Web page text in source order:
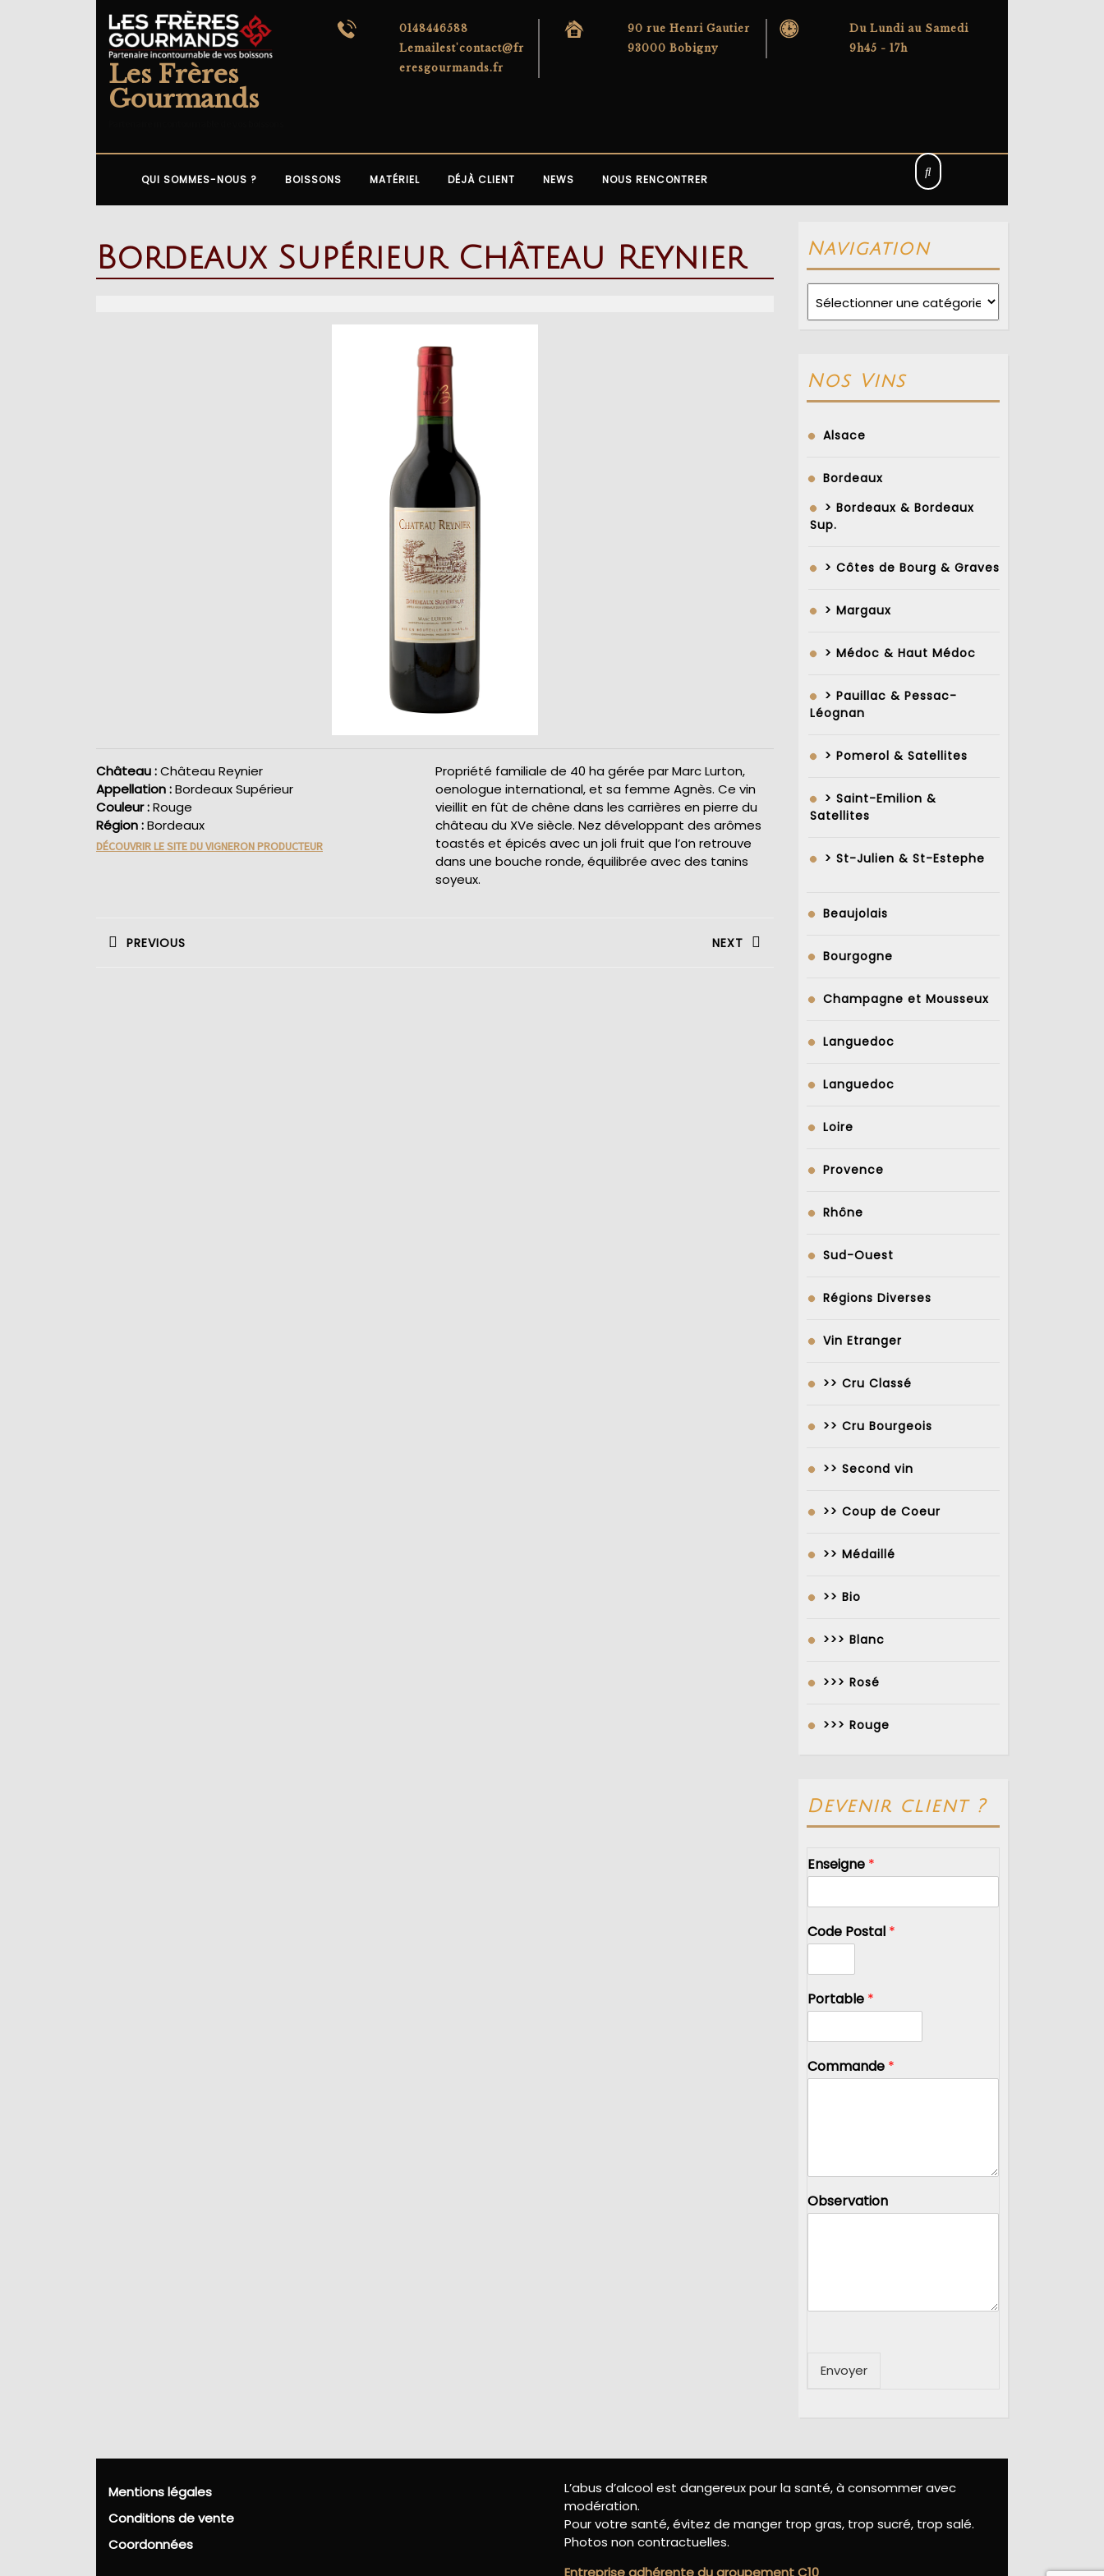
to
content
Les Frères
Gourmands
0148446588
Lemailest'contact@fr
eresgourmands.fr
90 rue Henri Gautier
93000 Bobigny
Du Lundi au Samedi
9h45 - 17h
QUI SOMMES-NOUS ? BOISSONS MATÉRIEL DÉJÀ CLIENT NEWS NOUS RENCONTRER
Bordeaux Supérieur Château Reynier
Propriété familiale de 40 ha gérée par Marc Lurton,
oenologue international, et sa femme Agnès. Ce vin
vieillit en fût de chêne dans les carrières en pierre du
château du XVe siècle. Nez développant des arômes
toastés et épicés avec un joli fruit que l’on retrouve
dans une bouche ronde, équilibrée avec des tanins
soyeux.
Château :Château Reynier
Appellation :Bordeaux Supérieur
Couleur :Rouge
Région :Bordeaux
DÉCOUVRIR LE SITE DU VIGNERON PRODUCTEUR
dePREVIOUS NEXT
Navigation
Nos Vins
Alsace
Bordeaux
> Bordeaux & Bordeaux
Sup.
> Côtes de Bourg & Graves
> Margaux
> Médoc & Haut Médoc
> Pauillac & Pessac-
Léognan
> Pomerol & Satellites
> Saint-Emilion &
Satellites
> St-Julien & St-Estephe
Beaujolais
Bourgogne
Champagne et Mousseux
Languedoc
Languedoc
Loire
Provence
Rhône
Sud-Ouest
Régions Diverses
Vin Etranger
>> Cru Classé
>> Cru Bourgeois
>> Second vin
>> Coup de Coeur
>> Médaillé
>> Bio
>>> Blanc
>>> Rosé
>>> Rouge
Devenir client ?
Enseigne *
Code Postal *
Portable *
Commande *
Observation
Envoyer
Mentions légales
Conditions de vente
Coordonnées
L’abus d’alcool est dangereux pour la santé, à consommer avec
modération.
Pour votre santé, évitez de manger trop gras, trop sucré, trop salé.
Photos non contractuelles.
Entreprise adhérente du groupement C10